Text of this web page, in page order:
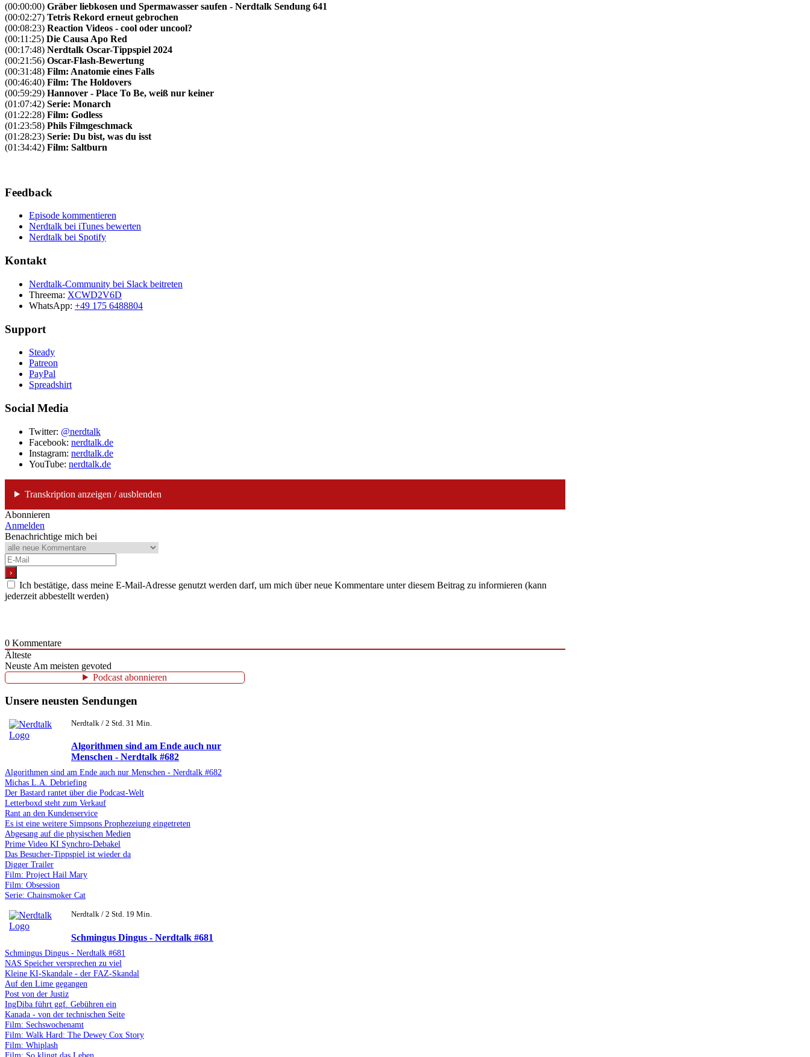
(00:00:00) Gräber liebkosen und Spermawasser saufen - Nerdtalk Sendung 641
(00:02:27) Tetris Rekord erneut gebrochen
(00:08:23) Reaction Videos - cool oder uncool?
(00:11:25) Die Causa Apo Red
(00:17:48) Nerdtalk Oscar-Tippspiel 2024
(00:21:56) Oscar-Flash-Bewertung
(00:31:48) Film: Anatomie eines Falls
(00:46:40) Film: The Holdovers
(00:59:29) Hannover - Place To Be, weiß nur keiner
(01:07:42) Serie: Monarch
(01:22:28) Film: Godless
(01:23:58) Phils Filmgeschmack
(01:28:23) Serie: Du bist, was du isst
(01:34:42) Film: Saltburn
Feedback
Episode kommentieren
Nerdtalk bei iTunes bewerten
Nerdtalk bei Spotify
Kontakt
Nerdtalk-Community bei Slack beitreten
Threema: XCWD2V6D
WhatsApp: +49 175 6488804
Support
Steady
Patreon
PayPal
Spreadshirt
Social Media
Twitter: @nerdtalk
Facebook: nerdtalk.de
Instagram: nerdtalk.de
YouTube: nerdtalk.de
Transkription anzeigen / ausblenden
Abonnieren
Anmelden
Benachrichtige mich bei
Ich bestätige, dass meine E-Mail-Adresse genutzt werden darf, um mich über neue Kommentare unter diesem Beitrag zu informieren (kann
jederzeit abbestellt werden)
0 Kommentare
Älteste
Neuste Am meisten gevoted
Podcast abonnieren
Unsere neusten Sendungen
Nerdtalk / 2 Std. 31 Min.
Algorithmen sind am Ende auch nur
Menschen - Nerdtalk #682
Algorithmen sind am Ende auch nur Menschen - Nerdtalk #682
Michas L.A. Debriefing
Der Bastard rantet über die Podcast-Welt
Letterboxd steht zum Verkauf
Rant an den Kundenservice
Es ist eine weitere Simpsons Prophezeiung eingetreten
Abgesang auf die physischen Medien
Prime Video KI Synchro-Debakel
Das Besucher-Tippspiel ist wieder da
Digger Trailer
Film: Project Hail Mary
Film: Obsession
Serie: Chainsmoker Cat
Nerdtalk / 2 Std. 19 Min.
Schmingus Dingus - Nerdtalk #681
Schmingus Dingus - Nerdtalk #681
NAS Speicher versprechen zu viel
Kleine KI-Skandale - der FAZ-Skandal
Auf den Lime gegangen
Post von der Justiz
IngDiba führt ggf. Gebühren ein
Kanada - von der technischen Seite
Film: Sechswochenamt
Film: Walk Hard: The Dewey Cox Story
Film: Whiplash
Film: So klingt das Leben